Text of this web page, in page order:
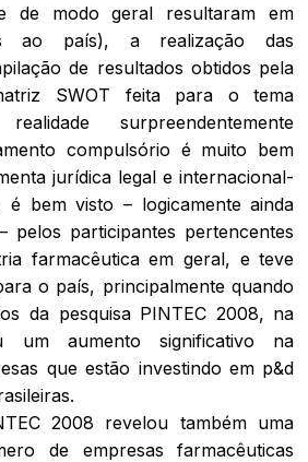
de modo geral resultaram em
ao país), a realização das
de resultados obtidos pela
SWOT feita para o tema
surpreendentemente
compulsório é muito bem
jurídica legal e internacional-
é bem visto – logicamente ainda
pelos participantes pertencentes
farmacêutica em geral, e teve
o país, principalmente quando
da pesquisa PINTEC 2008, na
um aumento significativo na
que estão investindo em p&d
2008 revelou também uma
de empresas farmacêuticas